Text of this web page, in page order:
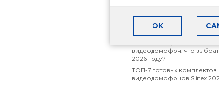
OK
Как выбрать
квартиры
видеодомофон: что
2026 году?
ТОП-7 готовых комплектов
видеодомофонов Slinex